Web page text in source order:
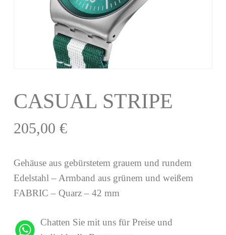
CASUAL STRIPE
205,00 €
Gehäuse aus gebürstetem grauem und rundem
Edelstahl – Armband aus grünem und weißem
FABRIC – Quarz – 42 mm
Chatten Sie mit uns für Preise und